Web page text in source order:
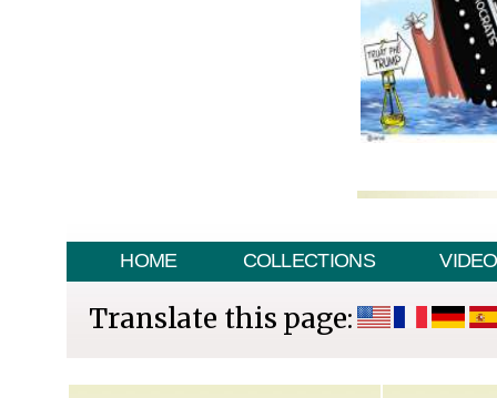
HOME COLLECTIONS VIDEO
Translate this page: